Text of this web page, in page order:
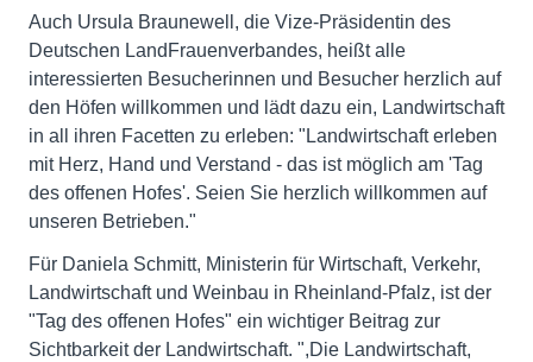
Auch Ursula Braunewell, die Vize-Präsidentin des
Deutschen LandFrauenverbandes, heißt alle
interessierten Besucherinnen und Besucher herzlich auf
den Höfen willkommen und lädt dazu ein, Landwirtschaft
in all ihren Facetten zu erleben: "Landwirtschaft erleben
mit Herz, Hand und Verstand - das ist möglich am 'Tag
des offenen Hofes'. Seien Sie herzlich willkommen auf
unseren Betrieben."
Für Daniela Schmitt, Ministerin für Wirtschaft, Verkehr,
Landwirtschaft und Weinbau in Rheinland-Pfalz, ist der
"Tag des offenen Hofes" ein wichtiger Beitrag zur
Sichtbarkeit der Landwirtschaft. ",Die Landwirtschaft,